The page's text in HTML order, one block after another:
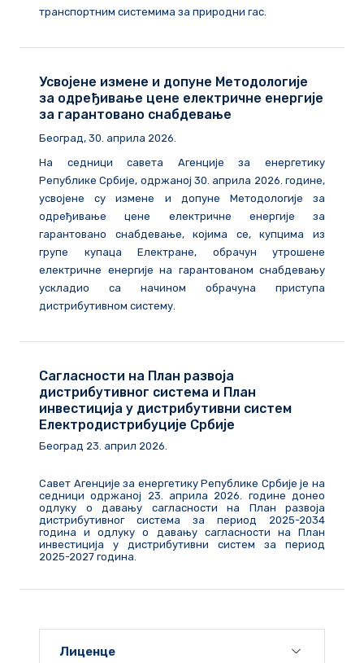
транспортним системима за природни гас.
Усвојене измене и допуне Методологије
за одређивање цене електричне енергије
за гарантовано снабдевање
Београд, 30. априла 2026.
На седници савета Агенције за енергетику
Републике Србије, одржаној 30. априла 2026. године,
усвојене су измене и допуне Методологије за
одређивање цене електричне енергије за
гарантовано снабдевање, којима се, купцима из
групе купаца Електране, обрачун утрошене
електричне енергије на гарантованом снабдевању
ускладио са начином обрачуна приступа
дистрибутивном систему.
Сагласности на План развоја
дистрибутивног система и План
инвестиција у дистрибутивни систем
Електродистрибуције Србије
Београд 23. април 2026.
Савет Агенције за енергетику Републике Србије је на
седници одржаној 23. априла 2026. године донео
одлуку о давању сагласности на План развоја
дистрибутивног система за период 2025-2034
година и одлуку о давању сагласности на План
инвестиција у дистрибутивни систем за период
2025-2027 година.
Лиценце